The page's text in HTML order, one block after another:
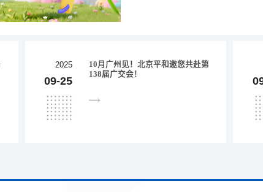
2025
09-25
10月广州见！北京平和邀您共赴第
138届广交会！